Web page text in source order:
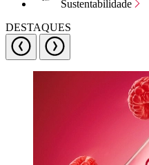
Sustentabilidade
DESTAQUES